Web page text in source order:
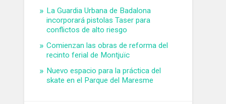
La Guardia Urbana de Badalona
incorporará pistolas Taser para
conflictos de alto riesgo
Comienzan las obras de reforma del
recinto ferial de Montjuïc
Nuevo espacio para la práctica del
skate en el Parque del Maresme